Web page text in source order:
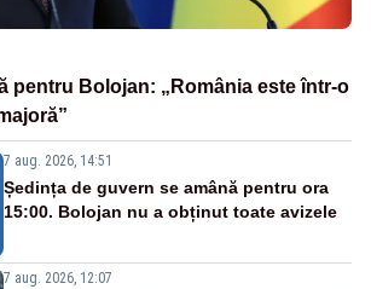
pentru Bolojan: „România este într-o
7 aug. 2026, 14:51
Ședința de guvern se amână pentru ora
15:00. Bolojan nu a obținut toate avizele
7 aug. 2026, 12:07